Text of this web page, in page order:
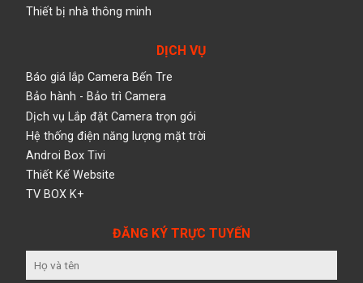
Thiết bị nhà thông minh
DỊCH VỤ
Báo giá lắp Camera Bến Tre
Bảo hành - Bảo trì Camera
Dịch vụ Lắp đặt Camera trọn gói
Hệ thống điện năng lượng mặt trời
Androi Box Tivi
Thiết Kế Website
TV BOX K+
ĐĂNG KÝ TRỰC TUYẾN